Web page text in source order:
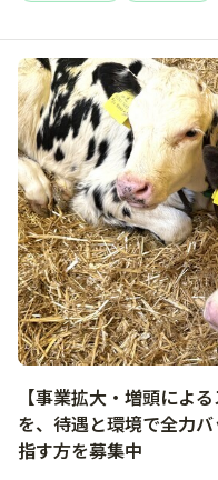
【事業拡大・増頭によ
を、待遇と環境で全力
指す方を募集中